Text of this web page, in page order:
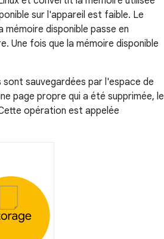
sur l'appareil est faible. Le
mémoire disponible passe en
Une fois que la mémoire disponible
sauvegardées par l'espace de
page propre qui a été supprimée, le
opération est appelée